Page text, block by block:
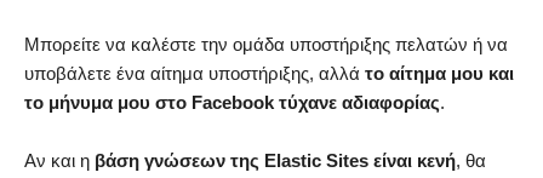
Μπορείτε να καλέστε την ομάδα υποστήριξης πελατών ή να
υποβάλετε ένα αίτημα υποστήριξης, αλλά το αίτημα μου και
το μήνυμα μου στο Facebook τύχανε αδιαφορίας.
Αν και η βάση γνώσεων της Elastic Sites είναι κενή, θα